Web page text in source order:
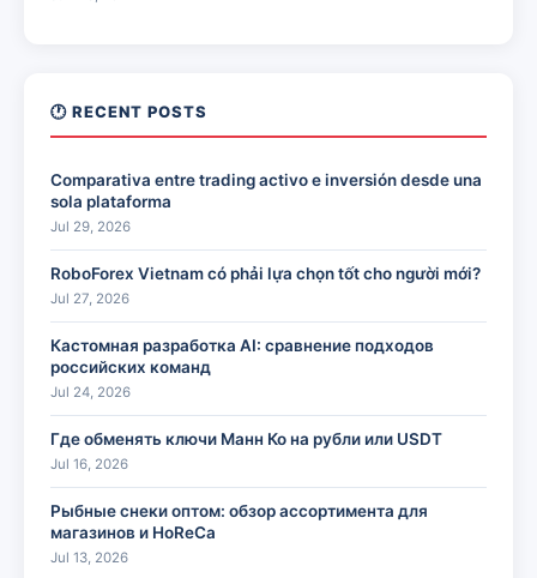
🕐 RECENT POSTS
Comparativa entre trading activo e inversión desde una
sola plataforma
Jul 29, 2026
RoboForex Vietnam có phải lựa chọn tốt cho người mới?
Jul 27, 2026
Кастомная разработка AI: сравнение подходов
российских команд
Jul 24, 2026
Где обменять ключи Манн Ко на рубли или USDT
Jul 16, 2026
Рыбные снеки оптом: обзор ассортимента для
магазинов и HoReCa
Jul 13, 2026